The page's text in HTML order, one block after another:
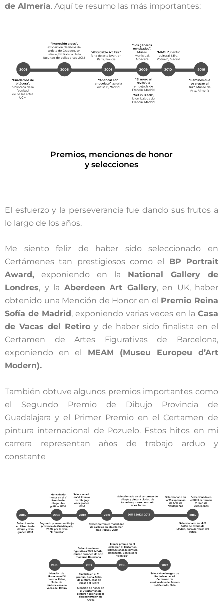
de Almería. Aquí te resumo las más importantes:
Premios, menciones de honor
y selecciones
El esfuerzo y la perseverancia fue dando sus frutos a
lo largo de los años.
Me siento feliz de haber sido seleccionado en
Certámenes tan prestigiosos como el BP Portrait
Award, exponiendo en la National Gallery de
Londres, y la Aberdeen Art Gallery, en UK, haber
obtenido una Mención de Honor en el Premio Reina
Sofía de Madrid , exponiendo varias veces en la Casa
de Vacas del Retiro y de haber sido finalista en el
Certamen de Artes Figurativas de Barcelona,
exponiendo en el
MEAM (Museu Europeu d’Art
Modern).
También obtuve algunos premios importantes como
el Segundo Premio de Dibujo Provincia de
Guadalajara y el Primer Premio en el Certamen de
pintura internacional de Pozuelo. Estos hitos en mi
carrera representan años de trabajo arduo y
constante